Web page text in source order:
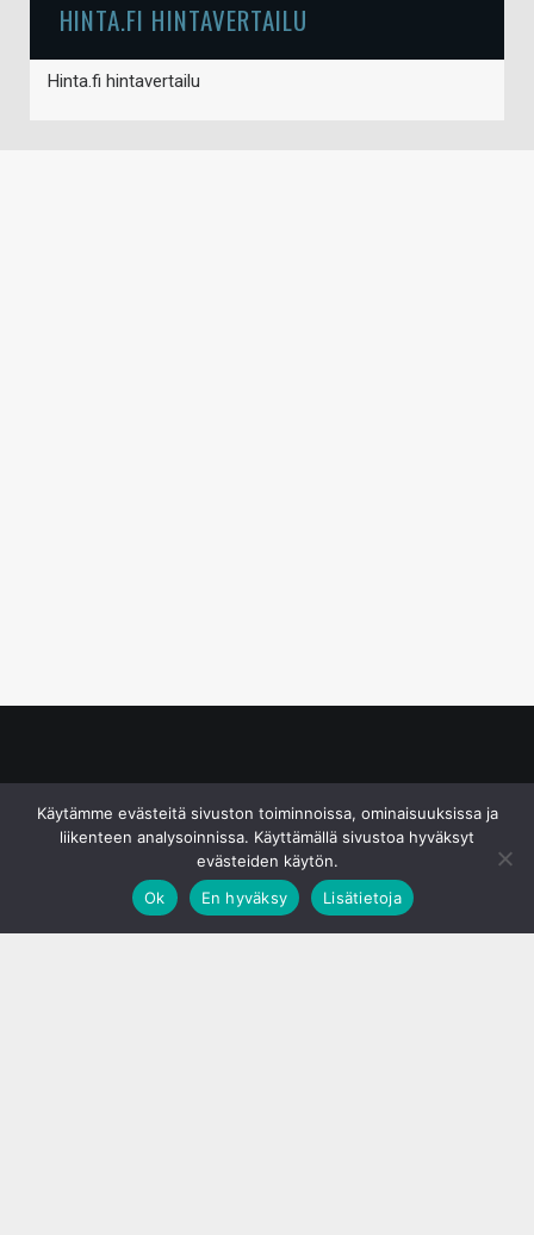
HINTA.FI HINTAVERTAILU
Hinta.fi hintavertailu
Käytämme evästeitä sivuston toiminnoissa, ominaisuuksissa ja
liikenteen analysoinnissa. Käyttämällä sivustoa hyväksyt
evästeiden käytön.
Ok
En hyväksy Lisätietoja